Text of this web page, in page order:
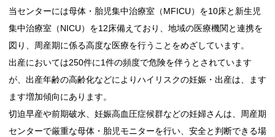
当センターには母体・胎児集中治療室（MFICU）を10床と新生児
集中治療室（NICU）を12床備えており、地域の医療機関と連携を
図り、周産期に係る高度な医療を行うことをめざしています。
出産においては250件に1件の頻度で危険を伴うとされています
が、出産年齢の高齢化などによりハイリスクの妊娠・出産は、ます
ます増加傾向にあります。
切迫早産や前期破水、妊娠高血圧症候群などの妊婦さんは、周産期
センターで厳重な母体・胎児モニターを行い、安全と判断できる場